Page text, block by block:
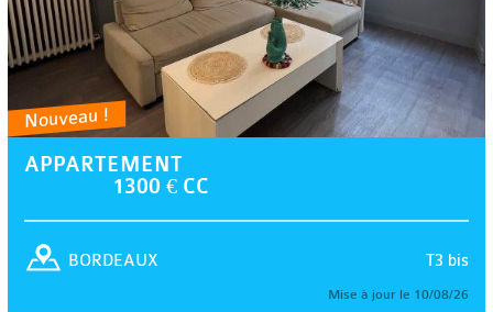
Nouveau !
APPARTEMENT
1300 € CC
T3 bis
BORDEAUX
Mise à jour le 10/08/26